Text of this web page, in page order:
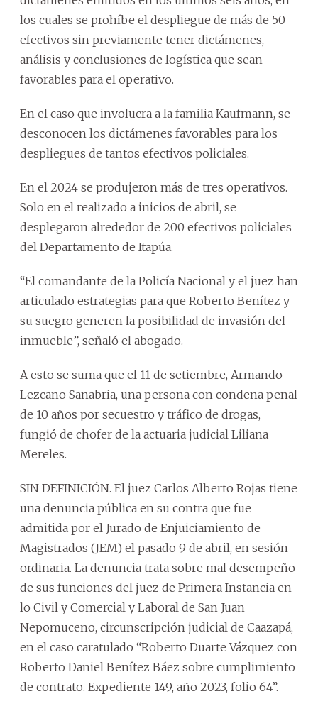
los cuales se prohíbe el despliegue de más de 50
efectivos sin previamente tener dictámenes,
análisis y conclusiones de logística que sean
favorables para el operativo.
En el caso que involucra a la familia Kaufmann, se
desconocen los dictámenes favorables para los
despliegues de tantos efectivos policiales.
En el 2024 se produjeron más de tres operativos.
Solo en el realizado a inicios de abril, se
desplegaron alrededor de 200 efectivos policiales
del Departamento de Itapúa.
“El comandante de la Policía Nacional y el juez han
articulado estrategias para que Roberto Benítez y
su suegro generen la posibilidad de invasión del
inmueble”, señaló el abogado.
A esto se suma que el 11 de setiembre, Armando
Lezcano Sanabria, una persona con condena penal
de 10 años por secuestro y tráfico de drogas,
fungió de chofer de la actuaria judicial Liliana
Mereles.
SIN DEFINICIÓN. El juez Carlos Alberto Rojas tiene
una denuncia pública en su contra que fue
admitida por el Jurado de Enjuiciamiento de
Magistrados (JEM) el pasado 9 de abril, en sesión
ordinaria. La denuncia trata sobre mal desempeño
de sus funciones del juez de Primera Instancia en
lo Civil y Comercial y Laboral de San Juan
Nepomuceno, circunscripción judicial de Caazapá,
en el caso caratulado “Roberto Duarte Vázquez con
Roberto Daniel Benítez Báez sobre cumplimiento
de contrato. Expediente 149, año 2023, folio 64”.